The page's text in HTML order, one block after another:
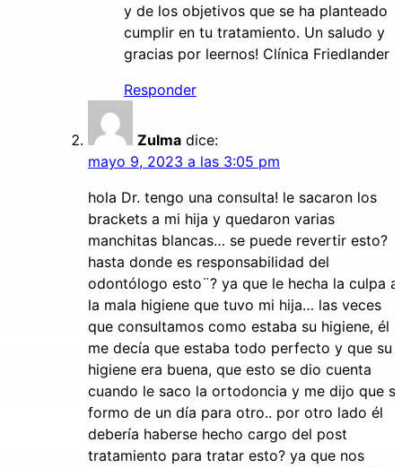
y de los objetivos que se ha planteado
cumplir en tu tratamiento. Un saludo y
gracias por leernos! Clínica Friedlander
Responder
Zulma dice:
mayo 9, 2023 a las 3:05 pm
hola Dr. tengo una consulta! le sacaron los
brackets a mi hija y quedaron varias
manchitas blancas… se puede revertir esto?
hasta donde es responsabilidad del
odontólogo esto¨? ya que le hecha la culpa a
la mala higiene que tuvo mi hija… las veces
que consultamos como estaba su higiene, él
me decía que estaba todo perfecto y que su
higiene era buena, que esto se dio cuenta
cuando le saco la ortodoncia y me dijo que
formo de un día para otro.. por otro lado él
debería haberse hecho cargo del post
tratamiento para tratar esto? ya que nos